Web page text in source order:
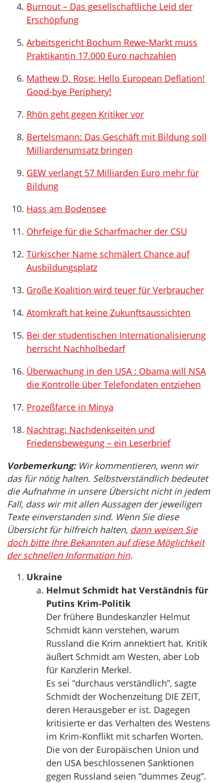
Burnout – Das gesellschaftliche Leid der
Erschöpfung
Arbeitsgericht Bochum Rewe-Markt muss
Praktikantin 17.000 Euro nachzahlen
Mathew D. Rose: Hello European Deflation!
Good-bye Periphery!
Rhön geht gegen Kritiker vor
Bertelsmann: Das Geschäft mit Bildung soll
Milliardenumsatz bringen
GEW verlangt 57 Milliarden Euro mehr für
Bildung
Hass am Bodensee
Ohrfeige für die Scharfmacher der CSU
Türkischer Name schmälert Chance auf
Ausbildungsplatz
Große Koalition wird teuer für Verbraucher
Atomkraft hat keine Zukunftsaussichten
Bei der studentischen Internationalisierung
herrscht Nachholbedarf
Überwachung in den USA : Obama will NSA
die Kontrolle über Telefondaten entziehen
Prozeßfarce in Minya
Nachtrag: Nachdenkseiten und
Friedensbewegung – ein Leserbrief
Vorbemerkung:Wir kommentieren, wenn wir
das für nötig halten. Selbstverständlich bedeutet
die Aufnahme in unsere Übersicht nicht in jedem
Fall, dass wir mit allen Aussagen der jeweiligen
Texte einverstanden sind. Wenn Sie diese
Übersicht für hilfreich halten, dann weisen Sie
doch bitte Ihre Bekannten auf diese Möglichkeit
der schnellen Information hin.
Ukraine
Helmut Schmidt hat Verständnis für
Putins Krim-Politik
Der frühere Bundeskanzler Helmut
Schmidt kann verstehen, warum
Russland die Krim annektiert hat. Kritik
äußert Schmidt am Westen, aber Lob
für Kanzlerin Merkel.
Es sei “durchaus verständlich”, sagte
Schmidt der Wochenzeitung DIE ZEIT,
deren Herausgeber er ist. Dagegen
kritisierte er das Verhalten des Westens
im Krim-Konflikt mit scharfen Worten.
Die von der Europäischen Union und
den USA beschlossenen Sanktionen
gegen Russland seien “dummes Zeug”.